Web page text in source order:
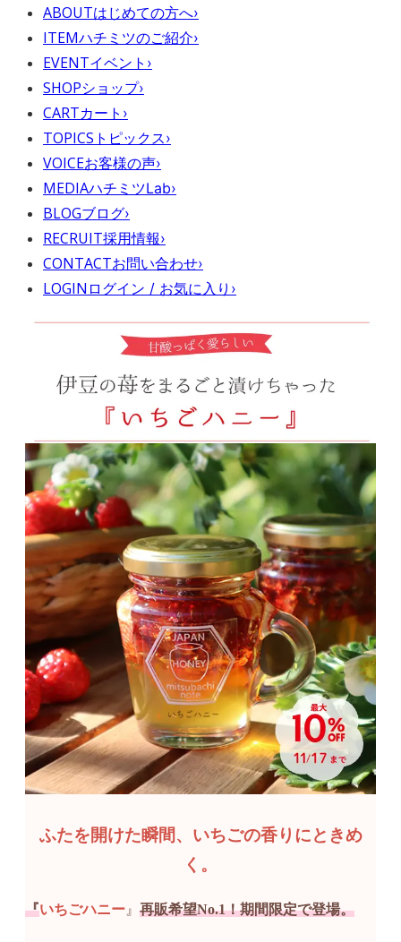
ABOUTはじめての方へ›
ITEMハチミツのご紹介›
EVENTイベント ›
SHOPショップ›
CARTカート ›
TOPICS トピックス›
VOICEお客様の声›
MEDIAハチミツLab›
BLOGブログ›
RECRUIT採用情報›
CONTACTお問い合わせ›
LOGIN ログイン / お気に入り ›
ふたを開けた瞬間、いちごの香りにときめ
く。
『いちごハニー』 再販希望No.1！期間限定で登場。